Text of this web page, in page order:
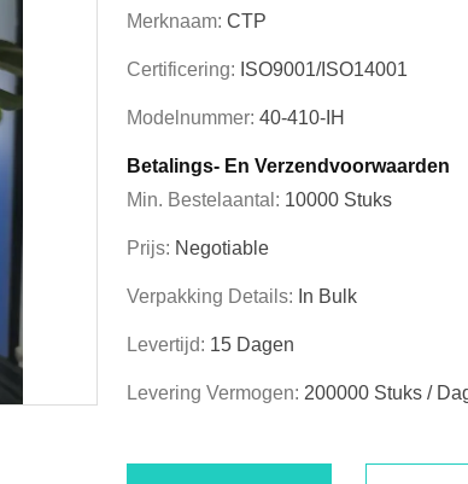
Merknaam: CTP
Certificering: ISO9001/ISO14001
Modelnummer: 40-410-IH
Betalings- En Verzendvoorwaarden
Min. Bestelaantal: 10000 Stuks
Prijs: Negotiable
Verpakking Details: In Bulk
Levertijd: 15 Dagen
Levering Vermogen: 200000 Stuks /